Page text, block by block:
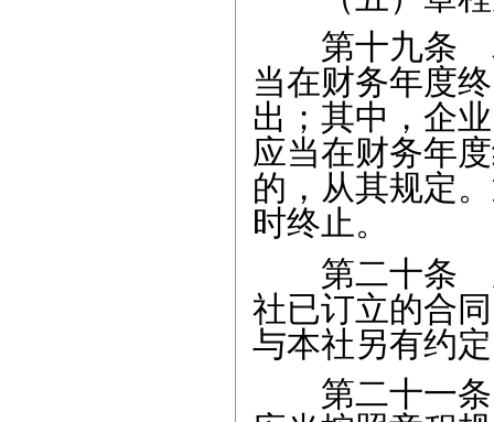
第十九条 农
当在财务年度
出；其中，企
应当在财务年
的，从其规定
时终止。
第二十条 成
社已订立的合
与本社另有约
第二十一条